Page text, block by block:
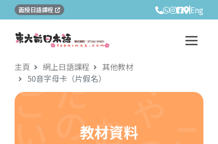
面授日語課程 Eng
主頁 網上日語課程
其他教材
50音字母卡（片假名）
教材資料